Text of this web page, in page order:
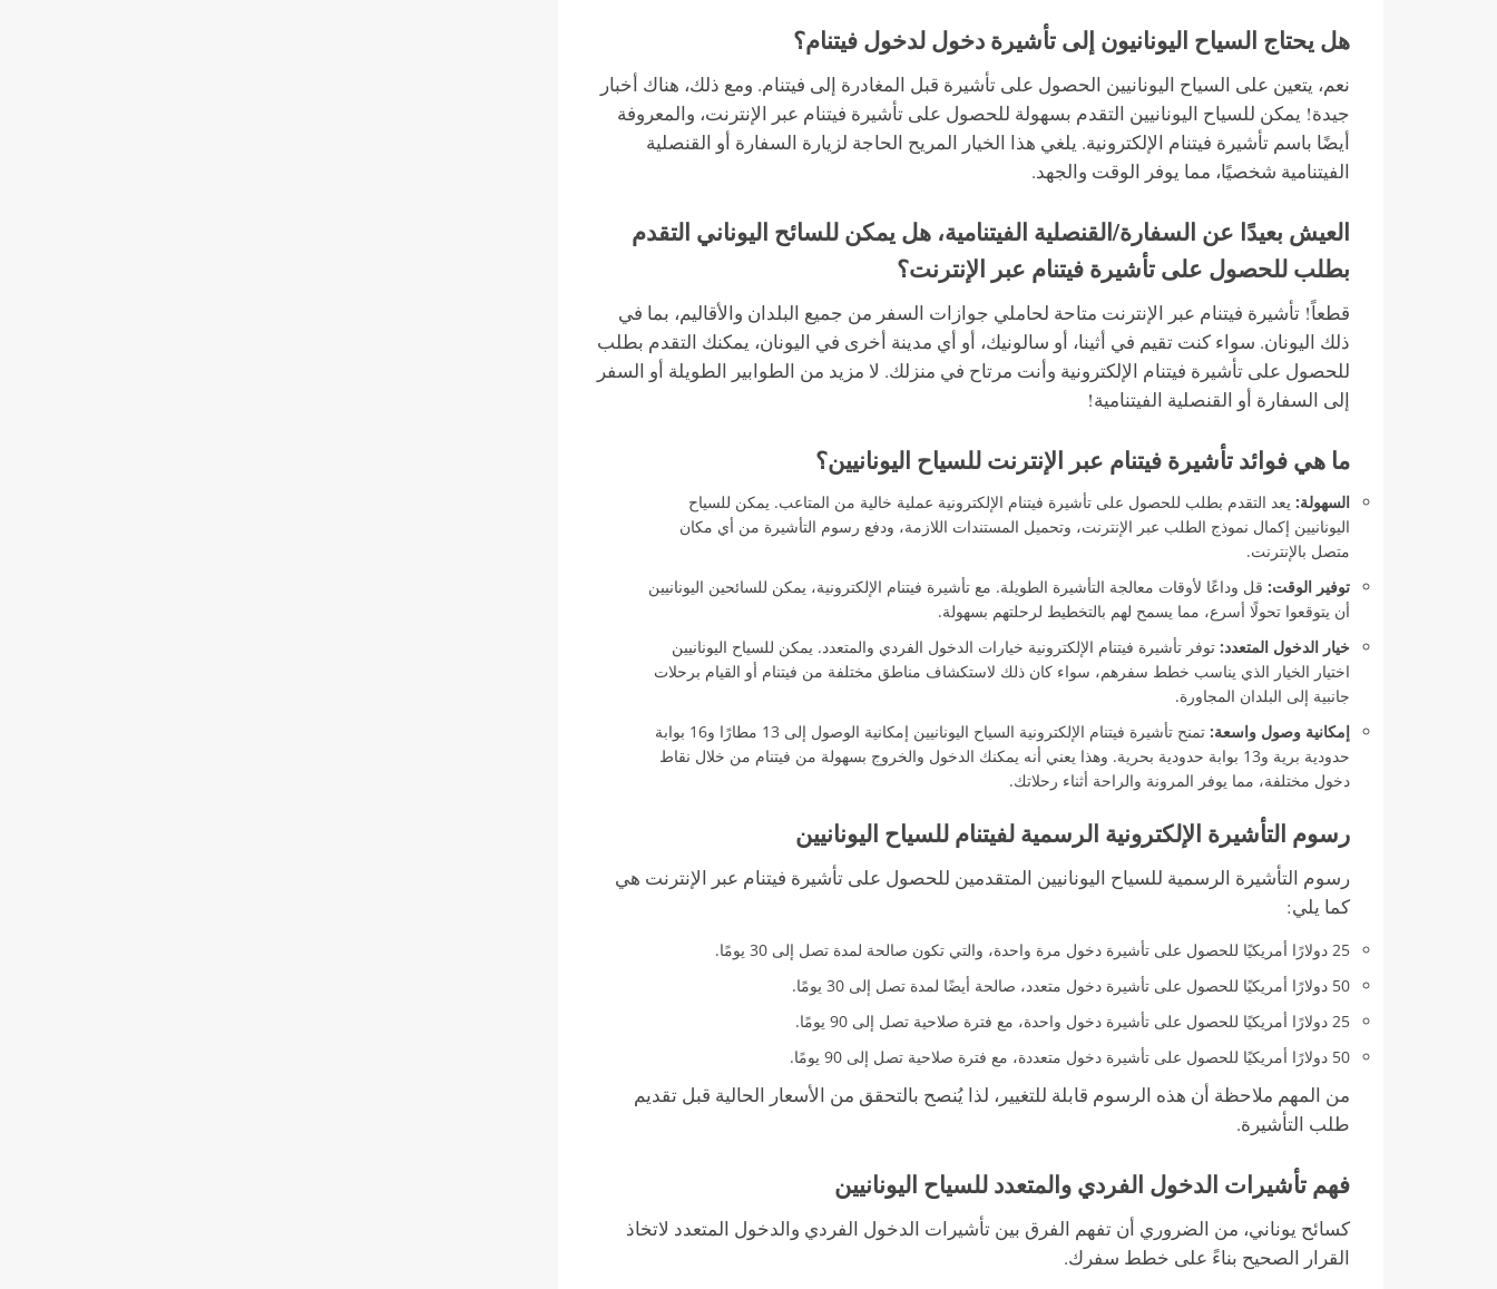
هل يحتاج السياح اليونانيون إلى تأشيرة دخول لدخول فيتنام؟
نعم، يتعين على السياح اليونانيين الحصول على تأشيرة قبل المغادرة إلى فيتنام. ومع ذلك، هناك أخبار
جيدة! يمكن للسياح اليونانيين التقدم بسهولة للحصول على تأشيرة فيتنام عبر الإنترنت، والمعروفة
أيضًا باسم تأشيرة فيتنام الإلكترونية. يلغي هذا الخيار المريح الحاجة لزيارة السفارة أو القنصلية
الفيتنامية شخصيًا، مما يوفر الوقت والجهد.
العيش بعيدًا عن السفارة/القنصلية الفيتنامية، هل يمكن للسائح اليوناني التقدم
بطلب للحصول على تأشيرة فيتنام عبر الإنترنت؟
قطعاً! تأشيرة فيتنام عبر الإنترنت متاحة لحاملي جوازات السفر من جميع البلدان والأقاليم، بما في
ذلك اليونان. سواء كنت تقيم في أثينا، أو سالونيك، أو أي مدينة أخرى في اليونان، يمكنك التقدم بطلب
للحصول على تأشيرة فيتنام الإلكترونية وأنت مرتاح في منزلك. لا مزيد من الطوابير الطويلة أو السفر
إلى السفارة أو القنصلية الفيتنامية!
ما هي فوائد تأشيرة فيتنام عبر الإنترنت للسياح اليونانيين؟
السهولة: يعد التقدم بطلب للحصول على تأشيرة فيتنام الإلكترونية عملية خالية من المتاعب. يمكن للسياح
اليونانيين إكمال نموذج الطلب عبر الإنترنت، وتحميل المستندات اللازمة، ودفع رسوم التأشيرة من أي مكان
متصل بالإنترنت.
توفير الوقت: قل وداعًا لأوقات معالجة التأشيرة الطويلة. مع تأشيرة فيتنام الإلكترونية، يمكن للسائحين اليونانيين
أن يتوقعوا تحولًا أسرع، مما يسمح لهم بالتخطيط لرحلتهم بسهولة.
خيار الدخول المتعدد: توفر تأشيرة فيتنام الإلكترونية خيارات الدخول الفردي والمتعدد. يمكن للسياح اليونانيين
اختيار الخيار الذي يناسب خطط سفرهم، سواء كان ذلك لاستكشاف مناطق مختلفة من فيتنام أو القيام برحلات
جانبية إلى البلدان المجاورة.
إمكانية وصول واسعة:
تمنح تأشيرة فيتنام الإلكترونية السياح اليونانيين إمكانية الوصول إلى 13 مطارًا و16 بوابة
حدودية برية و13 بوابة حدودية بحرية. وهذا يعني أنه يمكنك الدخول والخروج بسهولة من فيتنام من خلال نقاط
دخول مختلفة، مما يوفر المرونة والراحة أثناء رحلاتك.
رسوم التأشيرة الإلكترونية الرسمية لفيتنام للسياح اليونانيين
رسوم التأشيرة الرسمية للسياح اليونانيين المتقدمين للحصول على تأشيرة فيتنام عبر الإنترنت هي
كما يلي:
25 دولارًا أمريكيًا للحصول على تأشيرة دخول مرة واحدة، والتي تكون صالحة لمدة تصل إلى 30 يومًا.
50 دولارًا أمريكيًا للحصول على تأشيرة دخول متعدد، صالحة أيضًا لمدة تصل إلى 30 يومًا.
25 دولارًا أمريكيًا للحصول على تأشيرة دخول واحدة، مع فترة صلاحية تصل إلى 90 يومًا.
50 دولارًا أمريكيًا للحصول على تأشيرة دخول متعددة، مع فترة صلاحية تصل إلى 90 يومًا.
من المهم ملاحظة أن هذه الرسوم قابلة للتغيير، لذا يُنصح بالتحقق من الأسعار الحالية قبل تقديم
طلب التأشيرة.
فهم تأشيرات الدخول الفردي والمتعدد للسياح اليونانيين
كسائح يوناني، من الضروري أن تفهم الفرق بين تأشيرات الدخول الفردي والدخول المتعدد لاتخاذ
القرار الصحيح بناءً على خطط سفرك.